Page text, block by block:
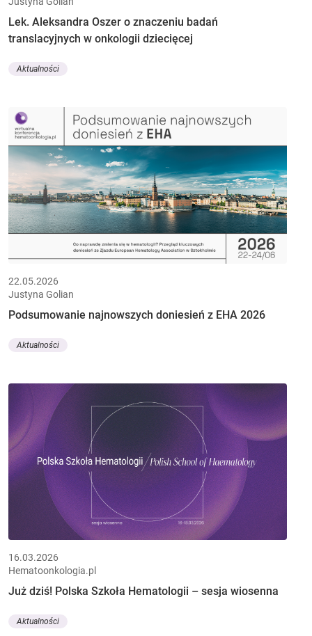
Lek. Aleksandra Oszer o znaczeniu badań
translacyjnych w onkologii dziecięcej
Aktualności
22.05.2026
Justyna Golian
Podsumowanie najnowszych doniesień z EHA 2026
Aktualności
16.03.2026
Hematoonkologia.pl
Już dziś! Polska Szkoła Hematologii – sesja wiosenna
Aktualności